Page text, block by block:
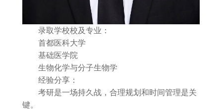
录取学校校及专业：
首都医科大学
基础医学院
生物化学与分子生物学
经验分享：
考研是一场持久战，合理规划和时间管理是关
键。